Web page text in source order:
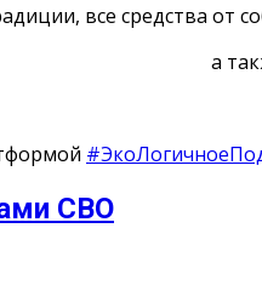
все средства от
а
СВО